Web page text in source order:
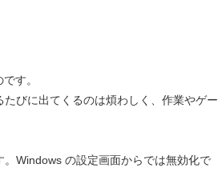
す。
びに出てくるのは煩わしく、作業やゲー
Windows の設定画面からでは無効化で